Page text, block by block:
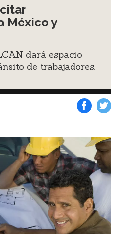
México y
dará espacio
de trabajadores,